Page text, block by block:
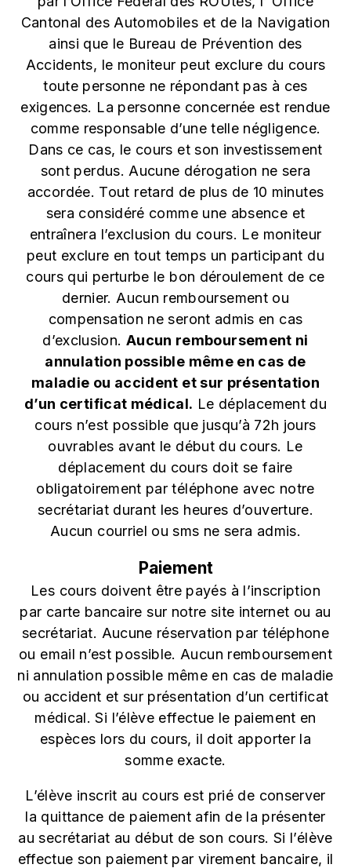
Cantonal des Automobiles et de la Navigation
ainsi que le Bureau de Prévention des
Accidents, le moniteur peut exclure du cours
toute personne ne répondant pas à ces
exigences. La personne concernée est rendue
comme responsable d’une telle négligence.
Dans ce cas, le cours et son investissement
sont perdus. Aucune dérogation ne sera
accordée. Tout retard de plus de 10 minutes
sera considéré comme une absence et
entraînera l’exclusion du cours. Le moniteur
peut exclure en tout temps un participant du
cours qui perturbe le bon déroulement de ce
dernier. Aucun remboursement ou
compensation ne seront admis en cas
d’exclusion. Aucun remboursement ni
annulation possible même en cas de
maladie ou accident et sur présentation
d’un certificat médical. Le déplacement du
cours n’est possible que jusqu’à 72h jours
ouvrables avant le début du cours. Le
déplacement du cours doit se faire
obligatoirement par téléphone avec notre
secrétariat durant les heures d’ouverture.
Aucun courriel ou sms ne sera admis.
Paiement
Les cours doivent être payés à l’inscription
par carte bancaire sur notre site internet ou au
secrétariat. Aucune réservation par téléphone
ou email n’est possible. Aucun remboursement
ni annulation possible même en cas de maladie
ou accident et sur présentation d’un certificat
médical. Si l’élève effectue le paiement en
espèces lors du cours, il doit apporter la
somme exacte.
L’élève inscrit au cours est prié de conserver
la quittance de paiement afin de la présenter
au secrétariat au début de son cours. Si l’élève
effectue son paiement par virement bancaire, il